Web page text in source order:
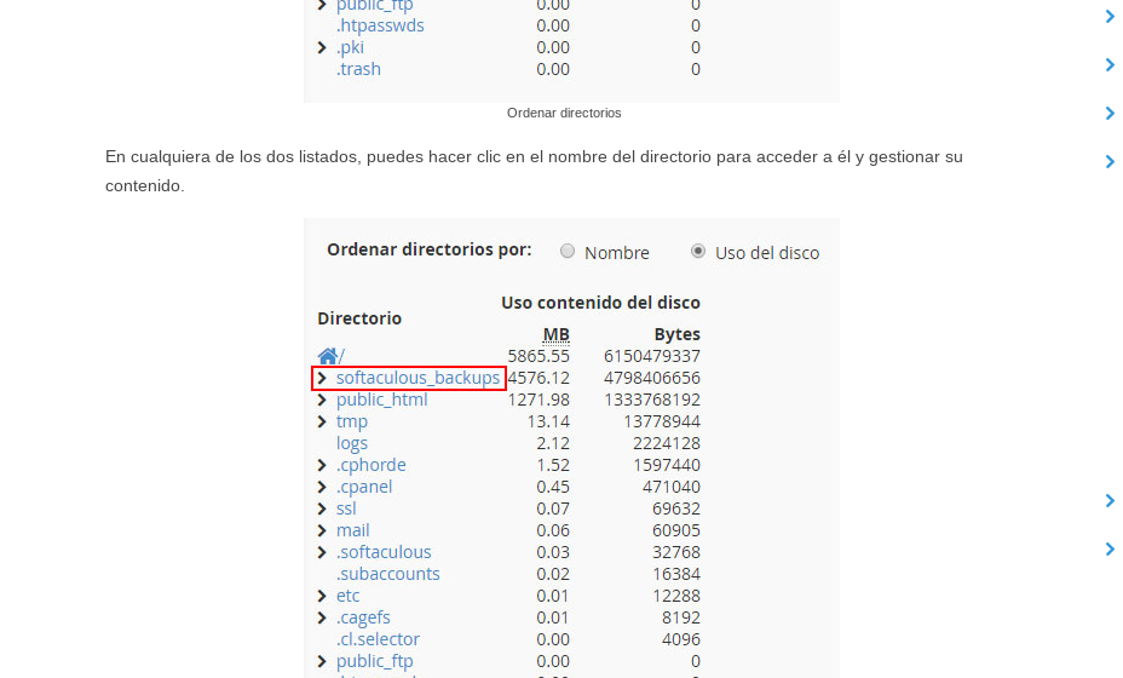
Ordenar directorios
En cualquiera de los dos listados, puedes hacer clic en el nombre del directorio para acceder a él y gestionar su
contenido.